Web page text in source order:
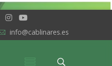
info@cablinares.es